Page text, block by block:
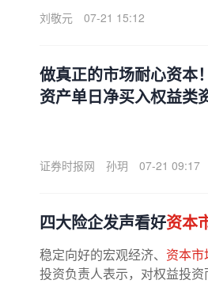
刘敬元
07-21 15:12
做真正的市场耐心资本
资产单日净买入权益类
证券时报网 孙玥 07-21 09:17
四大险企发声看好资本
稳定向好的宏观经济、 资本市
投资负责人表示，对权益投